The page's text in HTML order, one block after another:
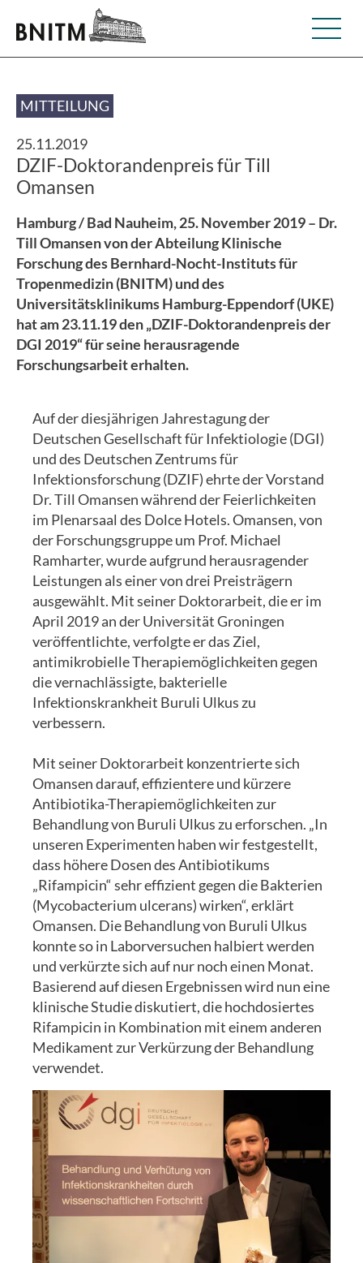
MITTEILUNG
25.11.2019
DZIF-Doktorandenpreis für Till
Omansen
Hamburg / Bad Nauheim, 25. November 2019 – Dr.
Till Omansen von der Abteilung Klinische
Forschung des Bernhard-Nocht-Instituts für
Tropenmedizin (BNITM) und des
Universitätsklinikums Hamburg-Eppendorf (UKE)
hat am 23.11.19 den „DZIF-Doktorandenpreis der
DGI 2019“ für seine herausragende
Forschungsarbeit erhalten.
Auf der diesjährigen Jahrestagung der
Deutschen Gesellschaft für Infektiologie (DGI)
und des Deutschen Zentrums für
Infektionsforschung (DZIF) ehrte der Vorstand
Dr. Till Omansen während der Feierlichkeiten
im Plenarsaal des Dolce Hotels. Omansen, von
der Forschungsgruppe um Prof. Michael
Ramharter, wurde aufgrund herausragender
Leistungen als einer von drei Preisträgern
ausgewählt. Mit seiner Doktorarbeit, die er im
April 2019 an der Universität Groningen
veröffentlichte, verfolgte er das Ziel,
antimikrobielle Therapiemöglichkeiten gegen
die vernachlässigte, bakterielle
Infektionskrankheit Buruli Ulkus zu
verbessern.
Mit seiner Doktorarbeit konzentrierte sich
Omansen darauf, effizientere und kürzere
Antibiotika-Therapiemöglichkeiten zur
Behandlung von Buruli Ulkus zu erforschen. „In
unseren Experimenten haben wir festgestellt,
dass höhere Dosen des Antibiotikums
„Rifampicin“ sehr effizient gegen die Bakterien
(Mycobacterium ulcerans) wirken“, erklärt
Omansen. Die Behandlung von Buruli Ulkus
konnte so in Laborversuchen halbiert werden
und verkürzte sich auf nur noch einen Monat.
Basierend auf diesen Ergebnissen wird nun eine
klinische Studie diskutiert, die hochdosiertes
Rifampicin in Kombination mit einem anderen
Medikament zur Verkürzung der Behandlung
verwendet.